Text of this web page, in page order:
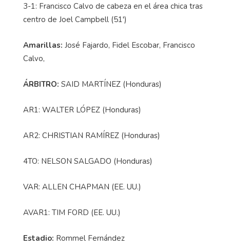
3-1: Francisco Calvo de cabeza en el área chica tras
centro de Joel Campbell (51')
Amarillas: José Fajardo, Fidel Escobar, Francisco
Calvo,
ÁRBITRO: SAID MARTÍNEZ (Honduras)
AR1: WALTER LÓPEZ (Honduras)
AR2: CHRISTIAN RAMÍREZ (Honduras)
4TO: NELSON SALGADO (Honduras)
VAR: ALLEN CHAPMAN (EE. UU.)
AVAR1: TIM FORD (EE. UU.)
Estadio: Rommel Fernández